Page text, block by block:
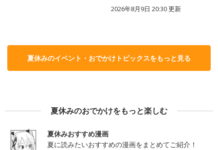
2026年8月9日 20:30更新
夏休みのイベント・おでかけトピックスをもっと見る
夏休みのおでかけをもっと楽しむ
夏休みおすすめ漫画
夏に読みたいおすすめの漫画をまとめてご紹介！